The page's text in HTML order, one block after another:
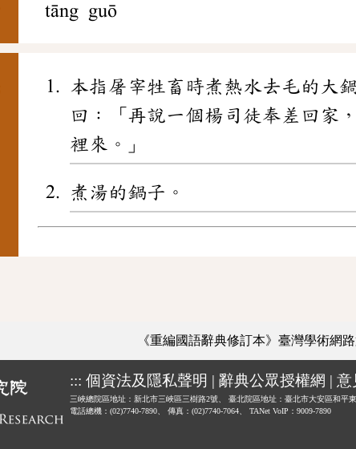
tāng guō
本指屠宰牲畜時煮熱水去毛的大
回：「再說一個楊司徒奉差回家
裡來。」
煮湯的鍋子。
《重編國語辭典修訂本》臺灣學術網
::: 個資法及隱私聲明 | 辭典公眾授權網 | 意
三峽總院區地址：新北市三峽區三樹路2號、 臺北院區地址：臺北市大安區和平東
電話總機：(02)7740-7890、
傳真：(02)7740-7064、 TANet VoIP：9009-7890